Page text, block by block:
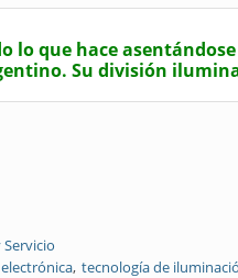
lo que hace
Su división
Servicio
tecnología de